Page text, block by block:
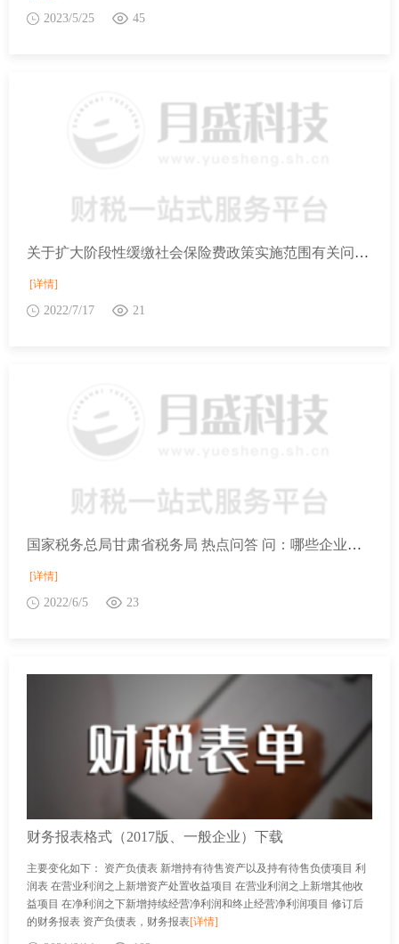
2023/5/25 45
关于扩大阶段性缓缴社会保险费政策实施范围有关问题的通知
[详情]
2022/7/17 21
国家税务总局甘肃省税务局 热点问答 问：哪些企业需要办理关联申报？
[详情]
2022/6/5 23
财务报表格式（2017版、一般企业）下载
主要变化如下： 资产负债表 新增持有待售资产以及持有待售负债项目 利
润表 在营业利润之上新增资产处置收益项目 在营业利润之上新增其他收
益项目 在净利润之下新增持续经营净利润和终止经营净利润项目 修订后
的财务报表 资产负债表，财务报表[详情]